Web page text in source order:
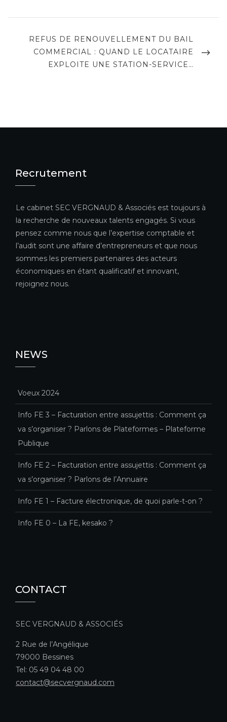
NEXT
POST
REFUS DE RENOUVELLEMENT DU BAIL
COMMERCIAL : QUAND LE LOCATAIRE
EXPLOITE UNE STATION-SERVICE…
Recrutement
Le cabinet SEC VERGNAUD & Associés est toujours à
la recherche de nouveaux talents engagés. Si vous
pensez comme nous que l’expertise comptable et
l’audit sont une affaire d’entrepreneurs et que nous
sommes les premiers partenaires des acteurs
économiques en étant qualificatif et innovant,
rejoignez nous.
NEWS
Voeux 2024
Info FE 3 – Facturation entre assujettis : Comment ça
va s’organiser ? Parlons de Plateformes – Plateforme
Publique
Info FE 2 – Facturation entre assujettis : Comment ça
va s’organiser ? Parlons de l’Annuaire
Info FE 1 – Facture électronique, de quoi parle-t-on ?
Info FE 0 – La FE, kesako ?
CONTACT
SEC VERGNAUD & ASSOCIÉS
2 Rue de l’Angélique
79000 Bessines
Tel: 05 49 04 48 00
contact@secvergnaud.com